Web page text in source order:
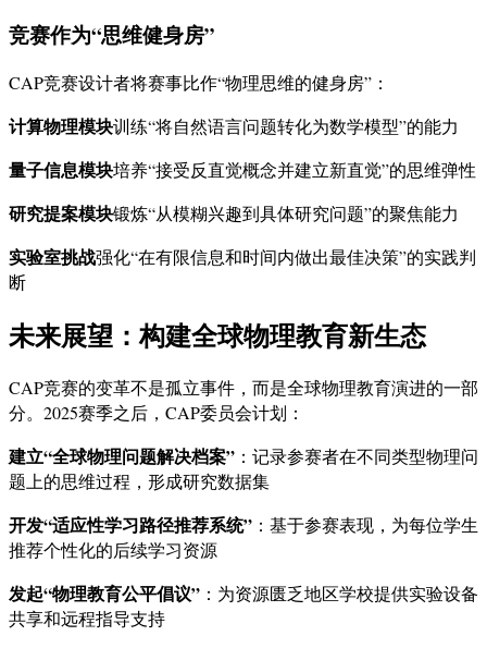
竞赛作为“思维健身房”
CAP竞赛设计者将赛事比作“物理思维的健身房”：
计算物理模块训练“将自然语言问题转化为数学模型”的能力
量子信息模块培养“接受反直觉概念并建立新直觉”的思维弹性
研究提案模块锻炼“从模糊兴趣到具体研究问题”的聚焦能力
实验室挑战强化“在有限信息和时间内做出最佳决策”的实践判
断
未来展望：构建全球物理教育新生态
CAP竞赛的变革不是孤立事件，而是全球物理教育演进的一部
分。2025赛季之后，CAP委员会计划：
建立“全球物理问题解决档案” ：记录参赛者在不同类型物理问
题上的思维过程，形成研究数据集
开发“适应性学习路径推荐系统” ：基于参赛表现，为每位学生
推荐个性化的后续学习资源
发起“物理教育公平倡议” ：为资源匮乏地区学校提供实验设备
共享和远程指导支持